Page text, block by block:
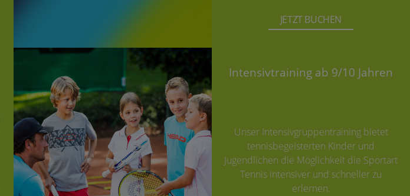
JETZT BUCHEN
Intensivtraining ab 9/10 Jahren
Unser Intensivgruppentraining bietet
tennisbegeisterten Kinder und
Jugendlichen die Möglichkeit die Sportart
Tennis intensiver und schneller zu
erlernen.